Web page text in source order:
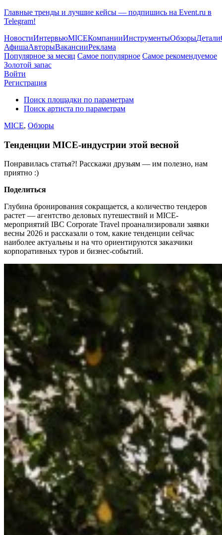
Главные тренды и лучшие кейсы — подпишись на Event.ru в
Telegram!
НовостиИнтервьюMICEКомпанииИнструментыОбзорыДетали
АфишаАвторыВакансииРеклама
Популярное за месяц Самое популярное Самое рекомендуемое
Золотой запас
Войти
Регистрация
Поиск площадки по параметрам
Поиск артиста по параметрам
MICE, Обзоры
Тенденции MICE-индустрии этой весной
Понравилась статья?! Расскажи друзьям — им полезно, нам
приятно :)
Поделиться
Глубина бронирования сокращается, а количество тендеров
растет — агентство деловых путешествий и MICE-
мероприятий IBC Corporate Travel проанализировали заявки
весны 2026 и рассказали о том, какие тенденции сейчас
наиболее актуальны и на что ориентируются заказчики
корпоративных туров и бизнес-событий.